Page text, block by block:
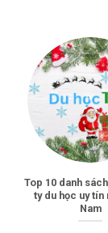
Top 10 danh
ty du học uy tín
Nam